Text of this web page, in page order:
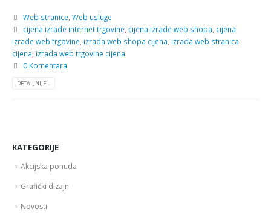
Web stranice, Web usluge
cijena izrade internet trgovine, cijena izrade web shopa, cijena
izrade web trgovine, izrada web shopa cijena, izrada web stranica
cijena, izrada web trgovine cijena
0 Komentara
DETALJNIJE...
KATEGORIJE
Akcijska ponuda
Grafički dizajn
Novosti